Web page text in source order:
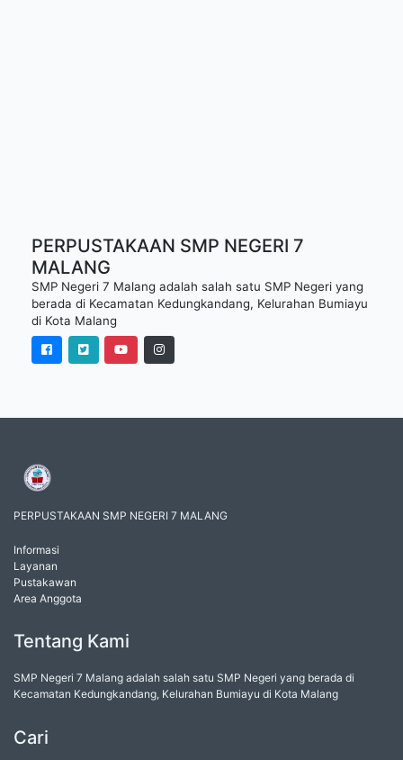
PERPUSTAKAAN SMP NEGERI 7
MALANG
SMP Negeri 7 Malang adalah salah satu SMP Negeri yang
berada di Kecamatan Kedungkandang, Kelurahan Bumiayu
di Kota Malang
PERPUSTAKAAN SMP NEGERI 7 MALANG
Informasi
Layanan
Pustakawan
Area Anggota
Tentang Kami
SMP Negeri 7 Malang adalah salah satu SMP Negeri yang berada di
Kecamatan Kedungkandang, Kelurahan Bumiayu di Kota Malang
Cari